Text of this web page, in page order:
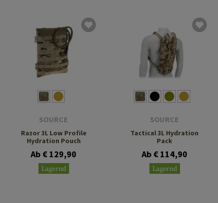
SOURCE
Razor 3L Low Profile
Hydration Pouch
Ab € 129,90
Lagernd
SOURCE
Tactical 3L Hydration
Pack
Ab € 114,90
Lagernd